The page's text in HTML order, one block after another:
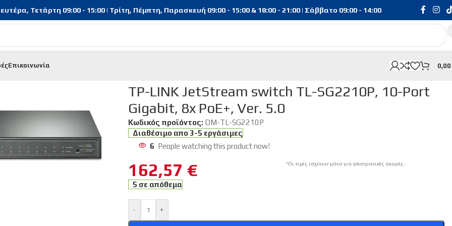
Τετάρτη 09:00 - 15:00 | Τρίτη, Πέμπτη, Παρασκευή 09:00 - 15:00 & 18:00 - 21:00 | Σάββατο 09:00 - 14:00
Επικοινωνία 0,00
TP-LINK JetStream switch TL-SG2210P, 10-Port
Gigabit, 8x PoE+, Ver. 5.0
Κωδικός προϊόντος: DM-TL-SG2210P
Διαθέσιμο απο 3-5 εργάσιμες
6 People watching this product now!
162,57 € *Οι τιμές ισχύουν μόνο για ηλεκτρονικές αγορές.
5 σε απόθεμα
- +